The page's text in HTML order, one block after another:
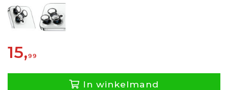
15,99
In winkelmand